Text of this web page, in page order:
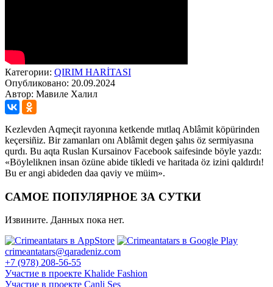
Категории: QIRIM HARİTASI
Опубликовано: 20.09.2024
Автор: Мавиле Халил
Kezlevden Aqmeçit rayonına ketkende mıtlaq Ablâmit köpürinden
keçersiñiz. Bir zamanları onı Ablâmit degen şahıs öz sermiyasına
qurdı. Bu aqta Ruslan Kursainov Facebook saifesinde böyle yazdı:
«Böyleliknen insan özüne abide tikledi ve haritada öz izini qaldırdı!
Bu er angi abideden daa qaviy ve müim».
САМОЕ ПОПУЛЯРНОЕ ЗА СУТКИ
Извините. Данных пока нет.
crimeantatars@qaradeniz.com
+7 (978) 208-56-55
Участие в проекте Khalide Fashion
Участие в проекте Сanli Ses